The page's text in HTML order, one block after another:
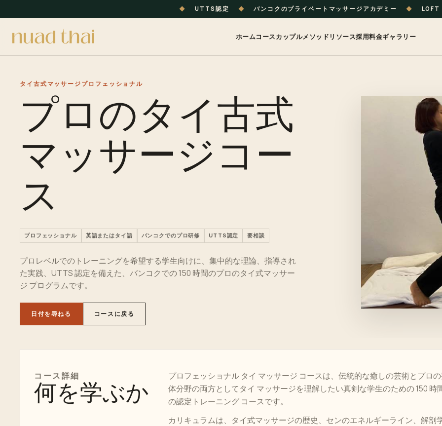
◆ UTTS認定 ◆ バンコクのプライベートマッサージアカデミー ◆ LOFT
ホームコースカップルメソッド リソース採用料金ギャラリー
タイ古式マッサージプロフェッショナル
プロのタイ古式
マッサージコー
ス
プロフェッショナル 英語またはタイ語 バンコクでのプロ研修 UTTS認定 要相談
プロレベルでのトレーニングを希望する学生向けに、集中的な理論、指導され
た実践、UTTS 認定を備えた、バンコクでの 150 時間のプロのタイ式マッサー
ジ プログラムです。
日付を尋ねる コースに戻る
コース詳細
何を学ぶか
プロフェッショナル タイ マッサージ コースは、伝統的な癒しの芸術とプロ
体分野の両方としてタイ マッサージを理解したい真剣な学生のための 150 時
の認定トレーニング コースです。
カリキュラムは、タイ式マッサージの歴史、センのエネルギーライン、解剖学